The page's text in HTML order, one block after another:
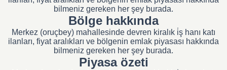
bilmeniz gereken her şey burada.
Bölge hakkında
Merkez (oruçbey) mahallesinde devren kiralık i̇ş hanı katı
ilanları, fiyat aralıkları ve bölgenin emlak piyasası hakkında
bilmeniz gereken her şey burada.
Piyasa özeti